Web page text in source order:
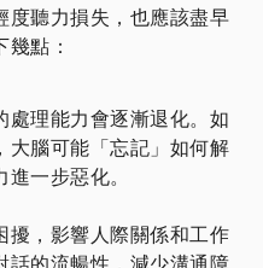
度聽力損失，也應該盡早
點：
處理能力會逐漸退化。如
大腦可能「忘記」如何解
一步惡化。
擾，影響人際關係和工作
話的流暢性，減少溝通障